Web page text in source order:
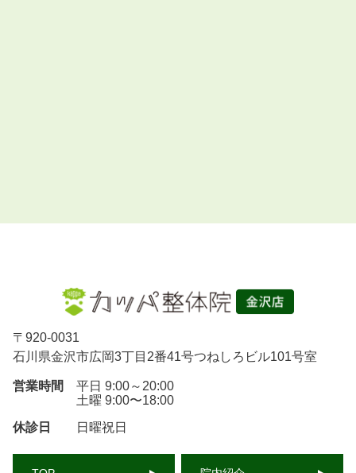
〒 920-0031
石川県金沢市広岡3丁目2番41号つねしろビル101号室
営業時間
平日 9:00～20:00
土曜 9:00〜18:00
休診日
日曜祝日